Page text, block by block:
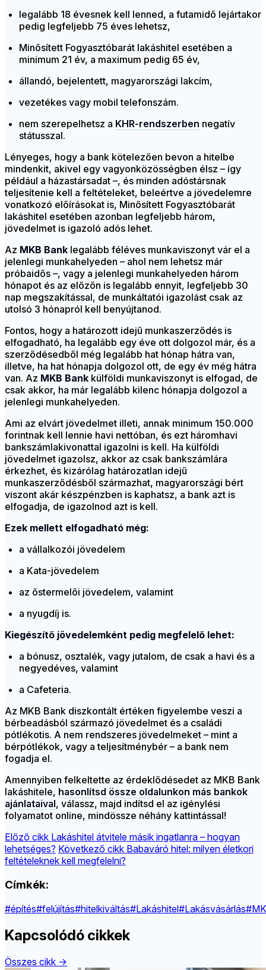
legalább 18 évesnek kell lenned, a futamidő lejártakor
pedig legfeljebb 75 éves lehetsz,
Minősített Fogyasztóbarát lakáshitel esetében a
minimum 21 év, a maximum pedig 65 év,
állandó, bejelentett, magyarországi lakcím,
vezetékes vagy mobil telefonszám.
nem szerepelhetsz a KHR-rendszerben negatív
státusszal.
Lényeges, hogy a bank kötelezően bevon a hitelbe
mindenkit, akivel egy vagyonközösségben élsz – így
például a házastársadat –, és minden adóstársnak
teljesítenie kell a feltételeket, beleértve a jövedelemre
vonatkozó előírásokat is, Minősített Fogyasztóbarát
lakáshitel esetében azonban legfeljebb három,
jövedelmet is igazoló adós lehet.
Az MKB Bank legalább féléves munkaviszonyt vár el a
jelenlegi munkahelyeden – ahol nem lehetsz már
próbaidős –, vagy a jelenlegi munkahelyeden három
hónapot és az előzőn is legalább ennyit, legfeljebb 30
nap megszakítással, de munkáltatói igazolást csak az
utolsó 3 hónapról kell benyújtanod.
Fontos, hogy a határozott idejű munkaszerződés is
elfogadható, ha legalább egy éve ott dolgozol már, és a
szerződésedből még legalább hat hónap hátra van,
illetve, ha hat hónapja dolgozol ott, de egy év még hátra
van. Az MKB Bank külföldi munkaviszonyt is elfogad, de
csak akkor, ha már legalább kilenc hónapja dolgozol a
jelenlegi munkahelyeden.
Ami az elvárt jövedelmet illeti, annak minimum 150.000
forintnak kell lennie havi nettóban, és ezt háromhavi
bankszámlakivonattal igazolni is kell. Ha külföldi
jövedelmet igazolsz, akkor az csak bankszámlára
érkezhet, és kizárólag határozatlan idejű
munkaszerződésből származhat, magyarországi bért
viszont akár készpénzben is kaphatsz, a bank azt is
elfogadja, de igazolnod azt is kell.
Ezek mellett elfogadható még:
a vállalkozói jövedelem
a Kata-jövedelem
az őstermelői jövedelem, valamint
a nyugdíj is.
Kiegészítő jövedelemként pedig megfelelő lehet:
a bónusz, osztalék, vagy jutalom, de csak a havi és a
negyedéves, valamint
a Cafeteria.
Az MKB Bank diszkontált értéken figyelembe veszi a
bérbeadásból származó jövedelmet és a családi
pótlékotis. A nem rendszeres jövedelmeket – mint a
bérpótlékok, vagy a teljesítménybér – a bank nem
fogadja el.
Amennyiben felkeltette az érdeklődésedet az MKB Bank
lakáshitele, hasonlítsd össze oldalunkon más bankok
ajánlataival, válassz, majd indítsd el az igénylési
folyamatot online, mindössze néhány kattintással!
Előző cikk Lakáshitel átvitele másik ingatlanra – hogyan
lehetséges? Következő cikk Babaváró hitel: milyen életkori
feltételeknek kell megfelelni?
Címkék:
#építés#felújítás#hitelkiváltás#Lakáshitel#Lakásvásárlás
Kapcsolódó cikkek
Összes cikk →